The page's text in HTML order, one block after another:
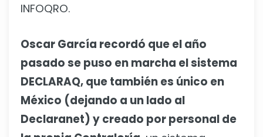
INFOQRO.
Oscar García recordó que el año
pasado se puso en marcha el sistema
DECLARAQ, que también es único en
México (dejando a un lado al
Declaranet) y creado por personal de